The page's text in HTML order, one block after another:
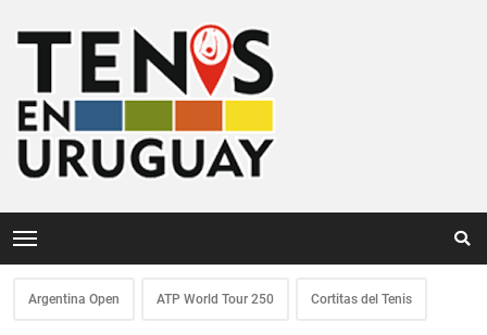
Argentina Open ATP World Tour 250 Cortitas del Tenis